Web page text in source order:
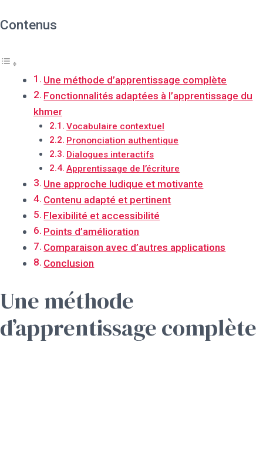
Contenus
Une méthode d’apprentissage complète
Fonctionnalités adaptées à l’apprentissage du
khmer
Vocabulaire contextuel
Prononciation authentique
Dialogues interactifs
Apprentissage de l’écriture
Une approche ludique et motivante
Contenu adapté et pertinent
Flexibilité et accessibilité
Points d’amélioration
Comparaison avec d’autres applications
Conclusion
Une méthode
d’apprentissage complète